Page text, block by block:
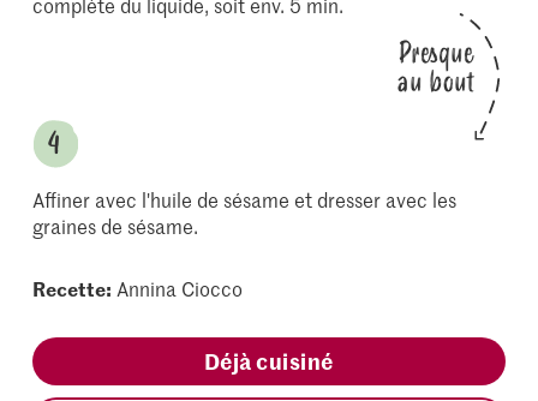
Presque
au bout
Affiner avec l'huile de sésame et dresser avec les
graines de sésame.
Recette: Annina Ciocco
Déjà cuisiné